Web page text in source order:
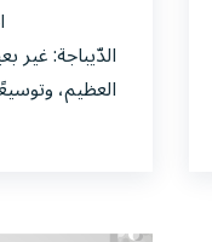
احتفاءً
الدّيباجة: غير
العظيم،